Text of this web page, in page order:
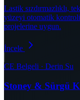
Lastik sızdırmazlıklı,
yüzeyi otomatik
projelerine uygun.
İncele
CE Belgeli · Derin Su
Stoney & Sürgü